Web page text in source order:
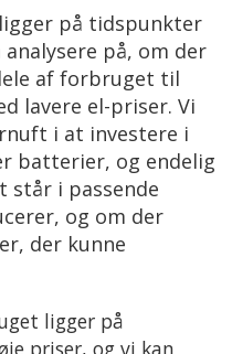
på tidspunkter
på, om der
af forbruget til
lavere el-priser. Vi
i at investere i
batterier, og endelig
står i passende
og om der
der kunne
ligger på